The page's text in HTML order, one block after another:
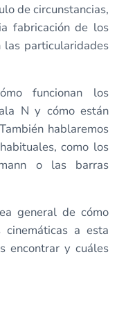
de circunstancias,
fabricación de los
las particularidades
funcionan los
N y cómo están
hablaremos
como los
o las barras
general de cómo
a esta
encontrar y cuáles